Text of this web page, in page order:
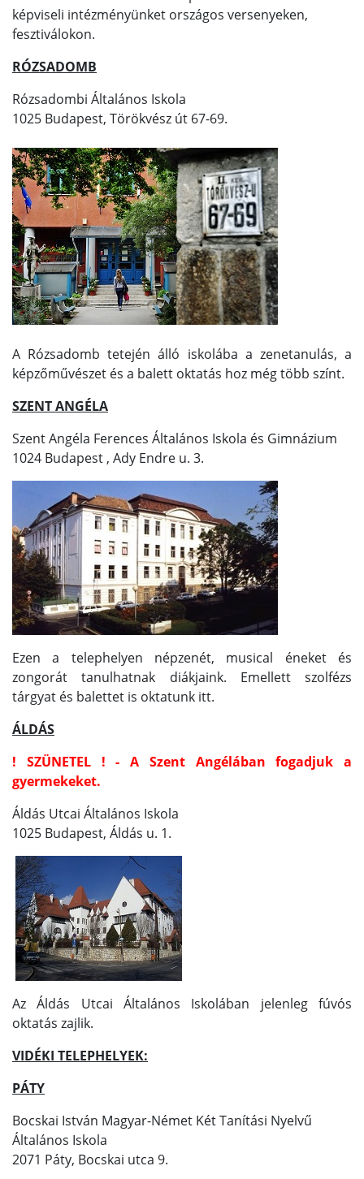
képviseli intézményünket országos versenyeken,
fesztiválokon.
RÓZSADOMB
Rózsadombi Általános Iskola
1025 Budapest, Törökvész út 67-69.
A Rózsadomb tetején álló iskolába a zenetanulás, a
képzőművészet és a balett oktatás hoz még több színt.
SZENT ANGÉLA
Szent Angéla Ferences Általános Iskola és Gimnázium
1024 Budapest , Ady Endre u. 3.
Ezen a telephelyen népzenét, musical éneket és
zongorát tanulhatnak diákjaink. Emellett szolfézs
tárgyat és balettet is oktatunk itt.
ÁLDÁS
! SZÜNETEL ! - A Szent Angélában fogadjuk a
gyermekeket.
Áldás Utcai Általános Iskola
1025 Budapest, Áldás u. 1.
Az Áldás Utcai Általános Iskolában jelenleg fúvós
oktatás zajlik.
VIDÉKI TELEPHELYEK:
PÁTY
Bocskai István Magyar-Német Két Tanítási Nyelvű
Általános Iskola
2071 Páty, Bocskai utca 9.